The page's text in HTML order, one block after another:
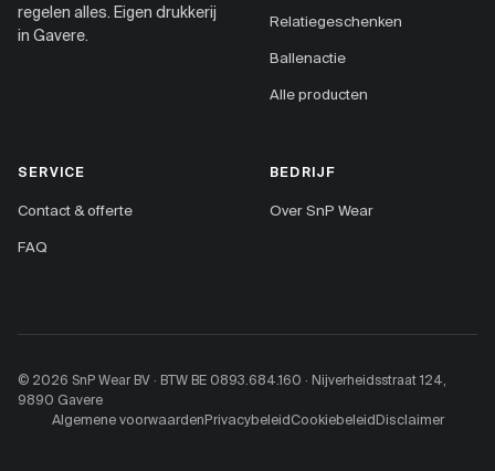
regelen alles. Eigen drukkerij
in Gavere.
Relatiegeschenken
Ballenactie
Alle producten
SERVICE
Contact & offerte
FAQ
BEDRIJF
Over SnP Wear
© 2026 SnP Wear BV · BTW BE 0893.684.160 · Nijverheidsstraat 124,
9890 Gavere
Algemene voorwaardenPrivacybeleidCookiebeleidDisclaimer